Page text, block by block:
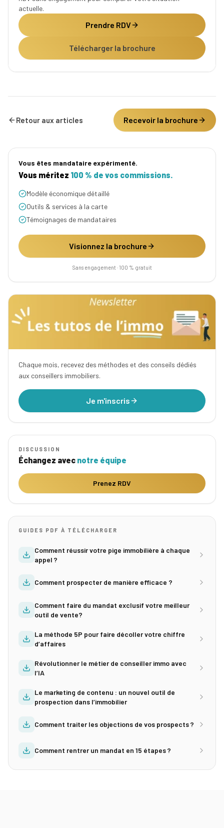
actuelle.
Prendre RDV
Télécharger la brochure
Retour aux articles Recevoir la brochure
Vous êtes mandataire expérimenté.
Vous méritez 100 % de vos commissions.
Modèle économique détaillé
Outils & services à la carte
Témoignages de mandataires
Visionnez la brochure
Sans engagement · 100 % gratuit
Chaque mois, recevez des méthodes et des conseils dédiés
aux conseillers immobiliers.
Je m'inscris
DISCUSSION
Échangez avec notre équipe
Prenez RDV
GUIDES PDF À TÉLÉCHARGER
Comment réussir votre pige immobilière à chaque
appel ?
Comment prospecter de manière efficace ?
Comment faire du mandat exclusif votre meilleur
outil de vente?
La méthode 5P pour faire décoller votre chiffre
d’affaires
Révolutionner le métier de conseiller immo avec
l’IA
Le marketing de contenu : un nouvel outil de
prospection dans l’immobilier
Comment traiter les objections de vos prospects ?
Comment rentrer un mandat en 15 étapes ?